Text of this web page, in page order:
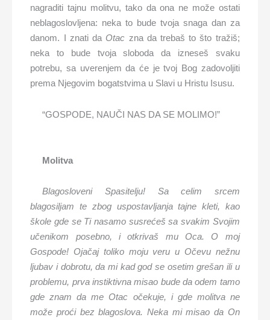
nagraditi tajnu molitvu, tako da ona ne može ostati
neblagoslovljena: neka to bude tvoja snaga dan za
danom. I znati da Otac zna da trebaš to što tražiš;
neka to bude tvoja sloboda da izneseš svaku
potrebu, sa uverenjem da će je tvoj Bog zadovoljiti
prema Njegovim bogatstvima u Slavi u Hristu Isusu.
“GOSPODE, NAUČI NAS DA SE MOLIMO!”
Molitva
Blagosloveni Spasitelju! Sa celim srcem
blagosiljam te zbog uspostavljanja tajne kleti, kao
škole gde se Ti nasamo susrećeš sa svakim Svojim
učenikom posebno, i otkrivaš mu Oca. O moj
Gospode! Ojačaj toliko moju veru u Očevu nežnu
ljubav i dobrotu, da mi kad god se osetim grešan ili u
problemu, prva instiktivna misao bude da odem tamo
gde znam da me Otac očekuje, i gde molitva ne
može proći bez blagoslova. Neka mi misao da On